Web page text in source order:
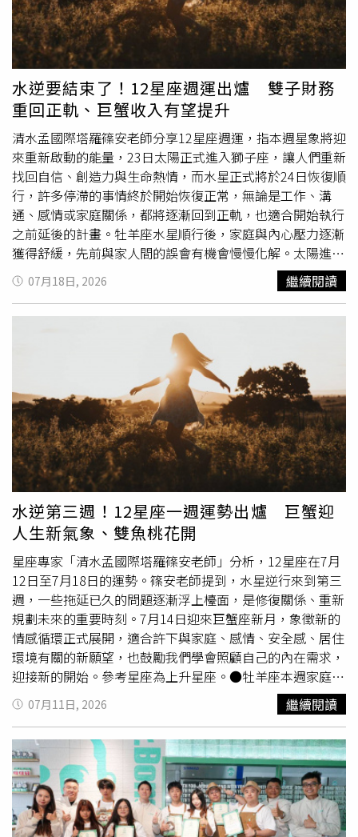
縣及嘉義市；北部則於8月13日下午2時30分至3時進行，包
括台北市、新北市、基隆市、桃園市、新竹縣、新竹市及宜
蘭縣。為降低演習帶來的不便，NCC提醒民眾把握三項原
則，包括避免在演習時段利用手機處理重要公務或交易、需
要上網時優先改用固網，以及減少非必要的網路使用，以免
影響演習成效，也能提早適應行動網路受限時的應變方式。
演習期間手機上網速度可能受到影響，NCC建議民眾避免進
行大量資料傳輸。針對演習前的準備工作，NCC建議先完成
各項離線備援措施，例如下載警政服務App、預先儲存避難
資訊與地圖、將電子票券截圖或準備紙本備份，各機關、企
業及民眾也可事先規畫聯絡方式及應變流程，降低通訊受限
造成的影響。NCC提醒，城鎮韌性演習期間部分地區行動網
路將短暫降速，民眾可提前做好通訊準備。演習進行期間，
可利用機會確認重要資訊是否能在離線狀態下使用，並檢視
原先規畫的聯絡方式、
及應變措施是否確實可行，
藉此熟悉在網路受阻情境下的因應能力。NCC提醒，城鎮韌
性演習期間部分地區行動網路將短暫降速，民眾可提前做好
通訊準備。NCC表示，演習結束後若發現手機仍無法正常連
接行動網路，可先將手機切換至飛航模式再關閉，若仍未恢
復，也可重新開機，多數情況即可重新連線。這次演練除驗
證政府通訊韌性外，也希望提升民眾面對突發災害或緊急事
件時的應變能力，讓社會逐步建立更完善的通訊防護與備援
觀念。
水逆要結束了！12星座週運出爐 雙子財務
重回正軌、巨蟹收入有望提升
清水孟國際塔羅篠安老師分享12星座週運，指本週星象將迎
來重新啟動的能量，23日太陽正式進入獅子座，讓人們重新
找回自信、創造力與生命熱情，而水星正式將於24日恢復順
行，許多停滯的事情終於開始恢復正常，無論是工作、溝
通、感情或家庭關係，都將逐漸回到正軌，也適合開始執行
之前延後的計畫。牡羊座水星順行後，家庭與內心壓力逐漸
獲得舒緩，先前與家人間的誤會有機會慢慢化解。太陽進入
獅子座後，戀愛運、創造力與娛樂運勢同步提升，單身者桃
花開始增溫；有伴侶者也更懂得享受生活。工作開始回穩，
適合重新推動停滯已久的計畫。金牛座本週溝通運開始回
升，之前卡住的文件、合約或交通安排將逐步恢復順利。太
陽進入家庭宮位後，更重視家人與居家生活，也適合整理居
住環境。感情方面因交流增加而更加穩定，財務也開始進入
較安心的狀態。雙子座水星恢復順行後，財務規劃重新步上
軌道，之前延遲的收入或合作有望重新啟動。太陽進入獅子
座，表達能力提升、人際魅力與學習運，適合開課、分享、
行銷或拓展社群。單身者有機會因聊天而擦出火花。巨蟹座
水星終於在命宮恢復順行，整體運勢開始明顯好轉。許多困
擾你的事情逐漸找到答案，也重新找回信心。太陽進入財帛
宮後，有利收入提升與新的工作機會。感情方面不再反覆猜
測，勇敢表達心意，更容易得到回應。獅子座生日月正式開
始，太陽回到命宮，將重新成為眾人矚目的焦點。這是一年
當中能量最旺盛的時刻，非常適合開始新的計畫、改變造型
或設定人生目標。水星順行後，內心壓力逐漸放下，也更能
相信自己的選擇。處女座本週適合放慢腳步整理自己。水星
順行讓人際關係開始恢復正常，之前誤會的朋友有機會重新
聯絡。太陽進入心靈宮位後，需要給自己更多休息時間，也
適合旅行、閱讀與靜心。保持身心平衡，才能迎接下個月的
新挑戰。天秤座社交運開始升溫。水星順行後，工作上的合
作與計畫重新展開，許多等待中的消息也陸續傳來。太陽進
入人際宮位，帶來新的朋友圈與團隊合作機會。單身者容易
透過朋友介紹認識不錯的對象。天蠍座本週事業開始進入新
的發展期。水星順行後，之前停滯的工作終於重新啟動，也
有機會獲得主管肯定。太陽進入事業宮，提升領導能力與曝
光度。感情方面則需要平衡工作與陪伴，不要讓另一半感到
被忽略。射手座水星順行後，旅行、進修、法律或海外事務
逐漸恢復順利。太陽進入獅子座後，整體運勢明顯提升，也
07月18日, 2026 繼續閱讀
水逆第三週！12星座一週運勢出爐 巨蟹迎
人生新氣象、雙魚桃花開
星座專家「清水孟國際塔羅篠安老師」分析，12星座在7月
12日至7月18日的運勢。篠安老師提到，水星逆行來到第三
週，一些拖延已久的問題逐漸浮上檯面，是修復關係、重新
規劃未來的重要時刻。7月14日迎來巨蟹座新月，象徵新的
情感循環正式展開，適合許下與家庭、感情、安全感、居住
環境有關的新願望，也鼓勵我們學會照顧自己的內在需求，
迎接新的開始。參考星座為上升星座。●牡羊座本週家庭與
內在情緒成為牡羊座生活重心。巨蟹新月為居家、人際及親
情帶來新的契機，適合重新整理居住空間或改善家庭關係。
水逆第三週也讓過去的誤會逐漸有機會化解。工作方面保持
耐心，只要穩定前進，成果將慢慢累積，感情也會因真誠交
流而更加靠近。●金牛座本週金牛座溝通能力逐漸提升，巨
蟹新月帶來新的學習機會，也適合開始新的課程、寫作或規
劃短期旅行。水逆仍提醒你確認訊息與合約內容，避免遺漏
細節。感情方面容易透過聊天拉近距離，單身者有機會因朋
07月11日, 2026 繼續閱讀